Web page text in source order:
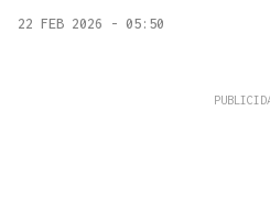
22 FEB 2026 - 05:50